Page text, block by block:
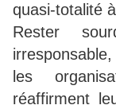
quasi-totalité
Rester
les
réaffirment